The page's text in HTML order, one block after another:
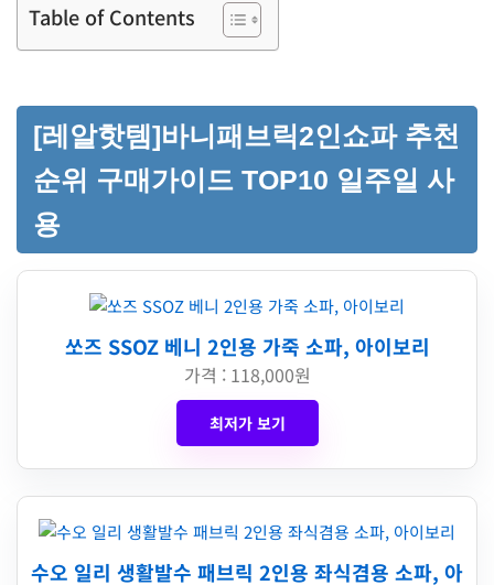
Table of Contents
[레알핫템]바니패브릭2인쇼파 추천
순위 구매가이드 TOP10 일주일 사
용
쏘즈 SSOZ 베니 2인용 가죽 소파, 아이보리
가격 : 118,000원
최저가 보기
수오 일리 생활발수 패브릭 2인용 좌식겸용 소파, 아